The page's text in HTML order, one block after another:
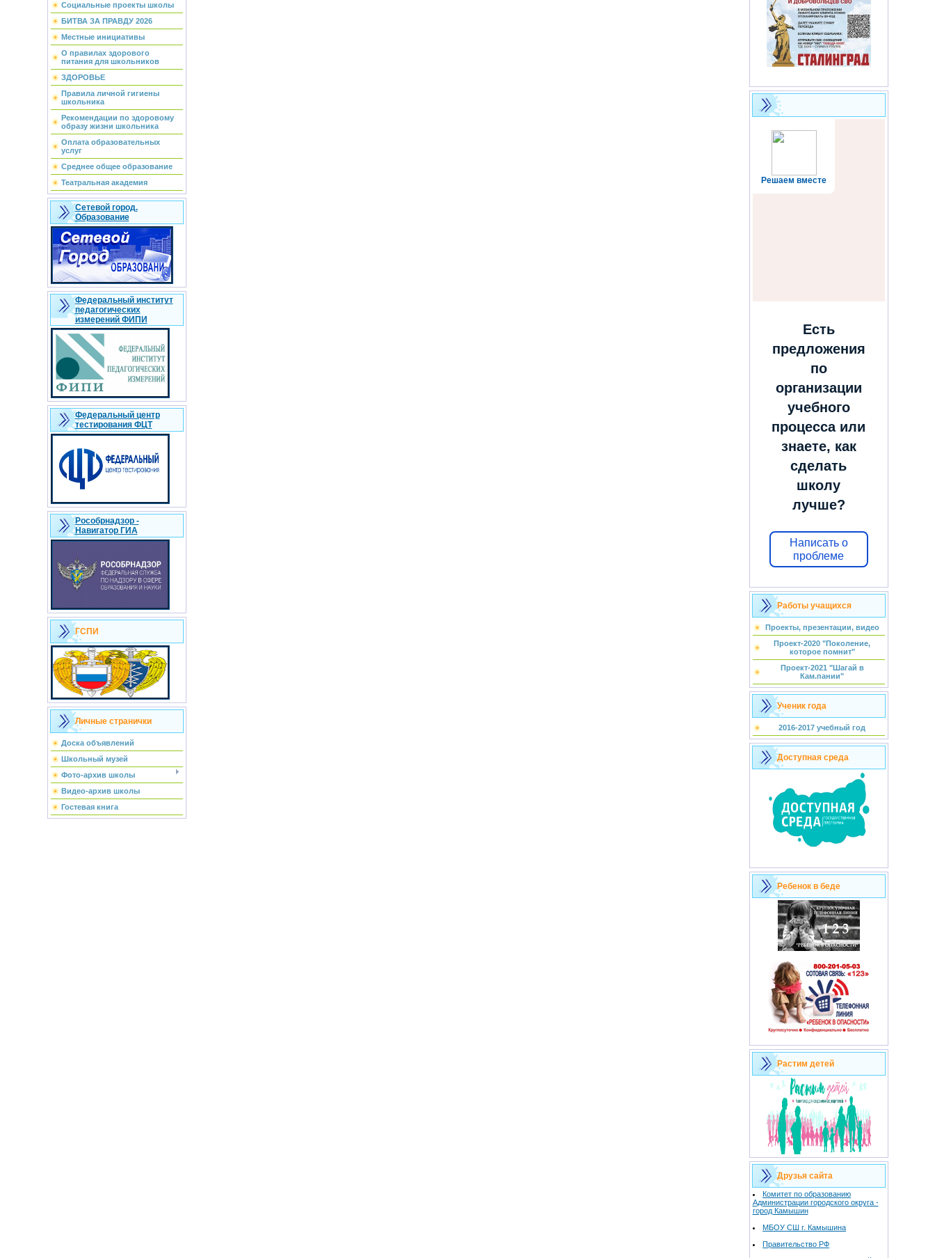
Социальные проекты школы
БИТВА ЗА ПРАВДУ 2026
Местные инициативы
О правилах здорового
питания для школьников
ЗДОРОВЬЕ
Правила личной гигиены
школьника
Рекомендации по здоровому
образу жизни школьника
Оплата образовательных
услуг
Среднее общее образование
Театральная академия
Сетевой город.
Образование
Федеральный институт
педагогических
измерений ФИПИ
Федеральный центр
тестирования ФЦТ
Рособрнадзор -
Навигатор ГИА
ГСПИ
Личные странички
Доска объявлений
Школьный музей
Фото-архив школы
Видео-архив школы
Гостевая книга
Решаем вместе
Есть
предложения
по
организации
учебного
процесса или
знаете, как
сделать
школу
лучше?
Написать о
проблеме
Работы учащихся
Проекты, презентации, видео
Проект-2020 "Поколение,
которое помнит"
Проект-2021 "Шагай в
Кам.пании"
Ученик года
2016-2017 учебный год
Доступная среда
Ребенок в беде
Растим детей
Друзья сайта
Комитет по образованию
Администрации городского округа -
город Камышин
МБОУ СШ г. Камышина
Правительство РФ